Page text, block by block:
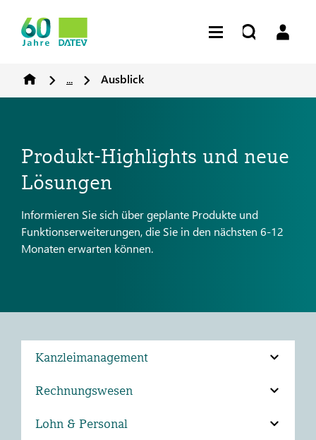
... Ausblick
Produkt-Highlights und neue
Lösungen
Informieren Sie sich über geplante Produkte und
Funktionserweiterungen, die Sie in den nächsten 6-12
Monaten erwarten können.
Kanzleimanagement
Rechnungswesen
Lohn & Personal